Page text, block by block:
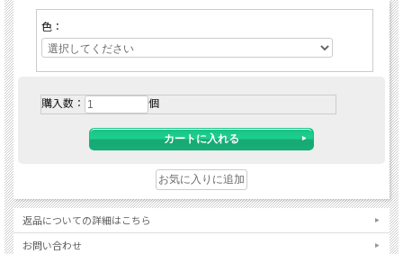
色：
購入数： 個
返品についての詳細はこちら
お問い合わせ